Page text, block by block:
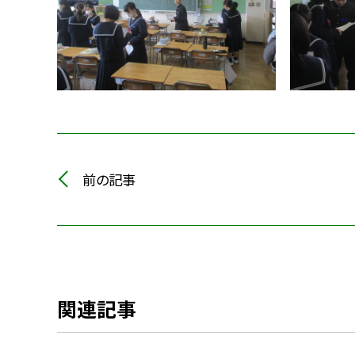
前の記事
関連記事